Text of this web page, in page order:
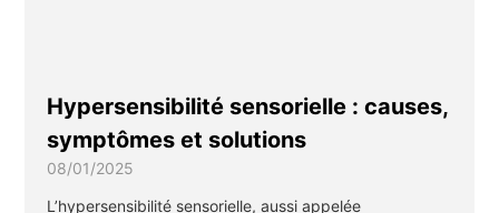
Hypersensibilité sensorielle : causes,
symptômes et solutions
08/01/2025
L’hypersensibilité sensorielle, aussi appelée